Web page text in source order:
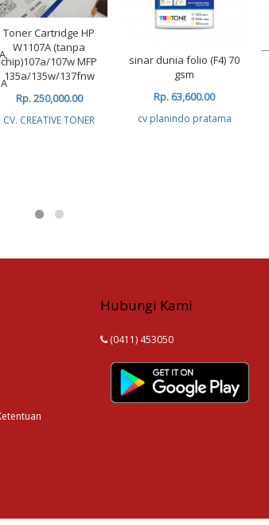
Toner Cartridge HP
W1107A (tanpa
chip)107a/107w MFP
135a/135w/137fnw
Rp. 250,000.00
CV. CREATIVE TONER
sinar dunia folio (F4) 70
gsm
Rp. 63,600.00
cv planindo pratama
Hubungi Kami
(0411) 453050